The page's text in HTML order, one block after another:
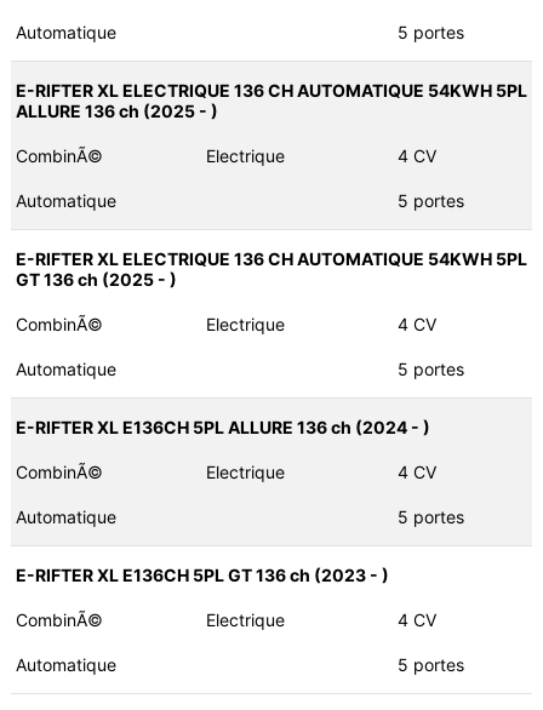
Automatique 5 portes
E-RIFTER XL ELECTRIQUE 136 CH AUTOMATIQUE 54KWH 5PL
ALLURE 136 ch (2025 - )
CombinÃ© Electrique 4 CV
Automatique 5 portes
E-RIFTER XL ELECTRIQUE 136 CH AUTOMATIQUE 54KWH 5PL
GT 136 ch (2025 - )
CombinÃ© Electrique 4 CV
Automatique 5 portes
E-RIFTER XL E136CH 5PL ALLURE 136 ch (2024 - )
CombinÃ© Electrique 4 CV
Automatique 5 portes
E-RIFTER XL E136CH 5PL GT 136 ch (2023 - )
CombinÃ© Electrique 4 CV
Automatique 5 portes